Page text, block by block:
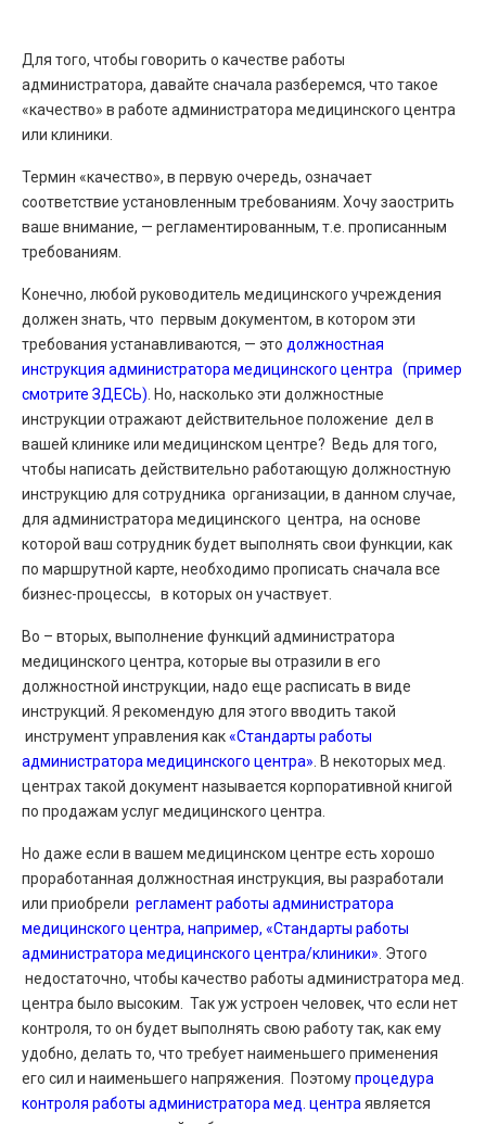
Для того, чтобы говорить о качестве работы
администратора, давайте сначала разберемся, что такое
«качество» в работе администратора медицинского центра
или клиники.
Термин «качество», в первую очередь, означает
соответствие установленным требованиям. Хочу заострить
ваше внимание, — регламентированным, т.е. прописанным
требованиям.
Конечно, любой руководитель медицинского учреждения
должен знать, что первым документом, в котором эти
требования устанавливаются, — это должностная
инструкция администратора медицинского центра (пример
смотрите ЗДЕСЬ) . Но, насколько эти должностные
инструкции отражают действительное положение дел в
вашей клинике или медицинском центре? Ведь для того,
чтобы написать действительно работающую должностную
инструкцию для сотрудника организации, в данном случае,
для администратора медицинского центра, на основе
которой ваш сотрудник будет выполнять свои функции, как
по маршрутной карте, необходимо прописать сначала все
бизнес-процессы, в которых он участвует.
Во – вторых, выполнение функций администратора
медицинского центра, которые вы отразили в его
должностной инструкции, надо еще расписать в виде
инструкций. Я рекомендую для этого вводить такой
инструмент управления как«Стандарты работы
администратора медицинского центра» . В некоторых мед.
центрах такой документ называется корпоративной книгой
по продажам услуг медицинского центра.
Но даже если в вашем медицинском центре есть хорошо
проработанная должностная инструкция, вы разработали
или приобрели регламент работы администратора
медицинского центра, например, «Стандарты работы
администратора медицинского центра/клиники» . Этого
недостаточно, чтобы качество работы администратора мед.
центра было высоким. Так уж устроен человек, что если нет
контроля, то он будет выполнять свою работу так, как ему
удобно, делать то, что требует наименьшего применения
его сил и наименьшего напряжения. Поэтомупроцедура
контроля работы администратора мед. центра является